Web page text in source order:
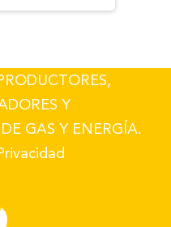
Y
GAS Y ENERGÍA.